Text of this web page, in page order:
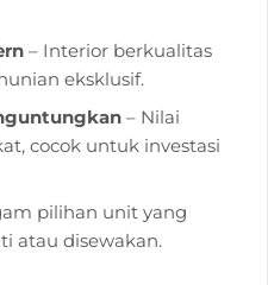
– Interior berkualitas
eksklusif.
– Nilai
cocok untuk investasi
pilihan unit yang
atau disewakan.